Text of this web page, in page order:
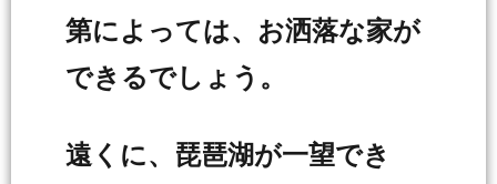
第によっては、お洒落な家が
できるでしょう。
遠くに、琵琶湖が一望でき